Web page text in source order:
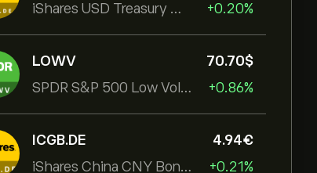
iShares USD Treasury Bond 1-3yr UCITS ETF
+0.20%
LOWV
SPDR S&P 500 Low Volatility UCITS ETF
70.70‎$‎
+0.86%
ICGB.DE
iShares China CNY Bond UCITS ETF
4.94‎€‎
+0.21%